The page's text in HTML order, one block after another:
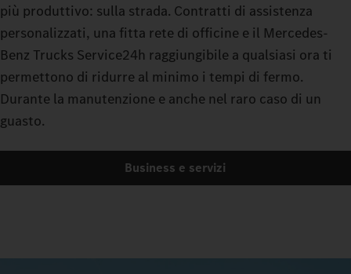
più produttivo: sulla strada. Contratti di assistenza
personalizzati, una fitta rete di officine e il Mercedes-
Benz Trucks Service24h raggiungibile a qualsiasi ora ti
permettono di ridurre al minimo i tempi di fermo.
Durante la manutenzione e anche nel raro caso di un
guasto.
Business e servizi